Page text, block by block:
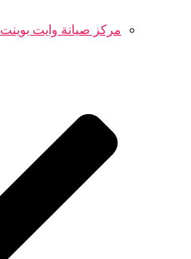
مركز صيانة وايت بوينت